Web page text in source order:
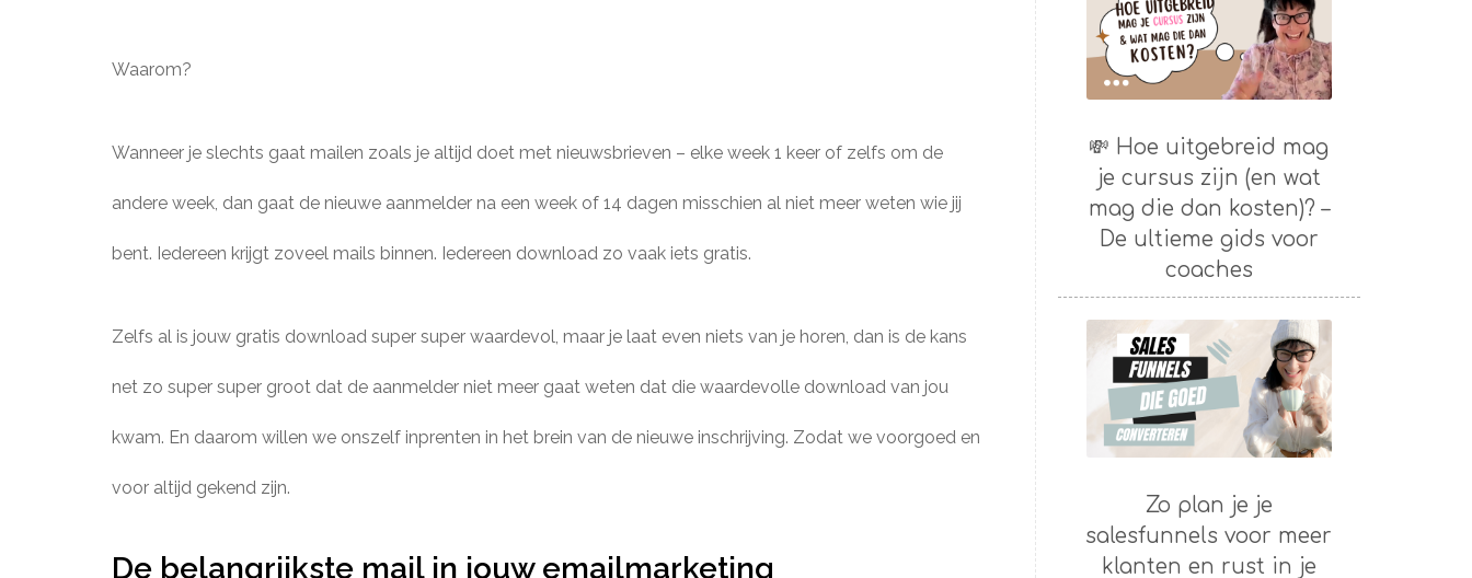
Waarom?
Wanneer je slechts gaat mailen zoals je altijd doet met nieuwsbrieven – elke week 1 keer of zelfs om de
andere week, dan gaat de nieuwe aanmelder na een week of 14 dagen misschien al niet meer weten wie jij
bent. Iedereen krijgt zoveel mails binnen. Iedereen download zo vaak iets gratis.
Zelfs al is jouw gratis download super super waardevol, maar je laat even niets van je horen, dan is de kans
net zo super super groot dat de aanmelder niet meer gaat weten dat die waardevolle download van jou
kwam. En daarom willen we onszelf inprenten in het brein van de nieuwe inschrijving. Zodat we voorgoed en
voor altijd gekend zijn.
De belangrijkste mail in jouw emailmarketing
💸 Hoe uitgebreid mag
je cursus zijn (en wat
mag die dan kosten)? –
De ultieme gids voor
coaches
Zo plan je je
salesfunnels voor meer
klanten en rust in je